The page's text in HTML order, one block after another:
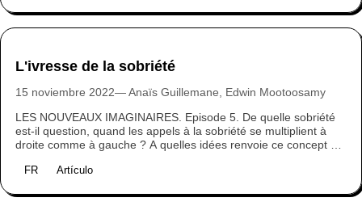
L'ivresse de la sobriété
15 noviembre 2022 Anaïs Guillemane, Edwin Mootoosamy
LES NOUVEAUX IMAGINAIRES. Episode 5. De quelle sobriété
est-il question, quand les appels à la sobriété se multiplient à
droite comme à gauche ? A quelles idées renvoie ce concept qui
FR
Artículo